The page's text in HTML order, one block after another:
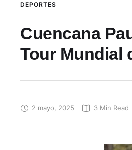
DEPORTES
Cuencana
Tour Mundial
2 mayo, 2025 3 Min Read